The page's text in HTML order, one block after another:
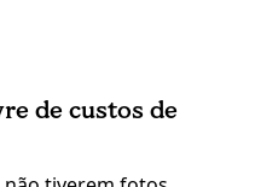
de custos de